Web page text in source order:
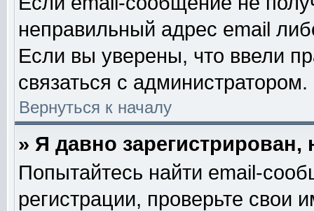
неправильный адрес email
Если вы уверены, что ввели
связаться с администратором.
Вернуться к началу
» Я давно
Попытайтесь найти email-
регистрации, проверьте свои